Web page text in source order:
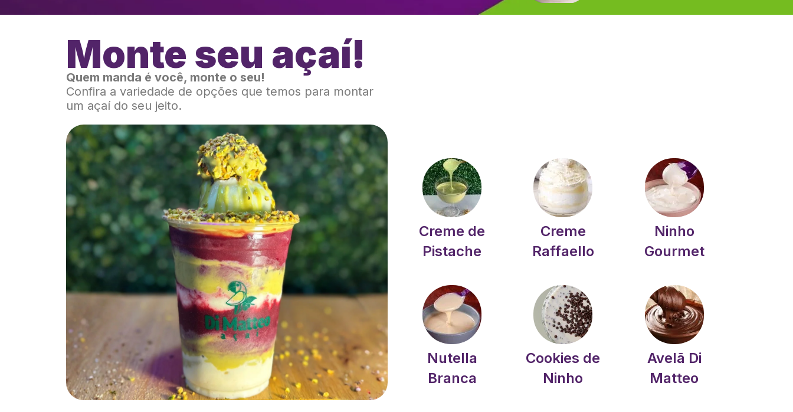
Monte seu açaí!
Quem manda é você, monte o seu!
Confira a variedade de opções que temos para montar
um açaí do seu jeito.
Creme de
Pistache
Creme
Raffaello
Ninho
Gourmet
Nutella
Branca
Cookies de
Ninho
Avelã Di
Matteo